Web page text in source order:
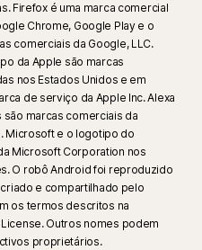
Firefox é uma marca comercial
Chrome, Google Play e o
comerciais da Google, LLC.
da Apple são marcas
nos Estados Unidos e em
de serviço da Apple Inc. Alexa
marcas comerciais da
Microsoft e o logotipo do
Microsoft Corporation nos
O robô Android foi reproduzido
e compartilhado pelo
os termos descritos na
Outros nomes podem
proprietários.